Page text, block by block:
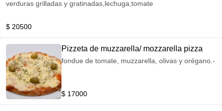
verduras grilladas y gratinadas,lechuga,tomate
$ 20500
Pizzeta de muzzarella/ mozzarella pizza
fondue de tomate, muzzarella, olivas y orégano.-
$ 17000